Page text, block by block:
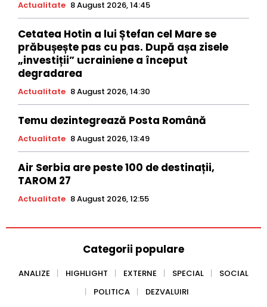
Actualitate 8 August 2026, 14:45
Cetatea Hotin a lui Ștefan cel Mare se
prăbușește pas cu pas. După așa zisele
„investiții” ucrainiene a început
degradarea
Actualitate 8 August 2026, 14:30
Temu dezintegrează Posta Română
Actualitate 8 August 2026, 13:49
Air Serbia are peste 100 de destinații,
TAROM 27
Actualitate 8 August 2026, 12:55
Categorii populare
ANALIZE HIGHLIGHT EXTERNE SPECIAL
SOCIAL
POLITICA
DEZVALUIRI